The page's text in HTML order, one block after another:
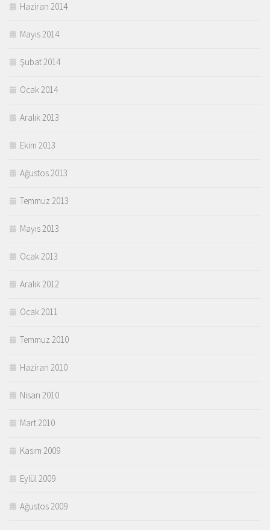
Haziran 2014
Mayıs 2014
Şubat 2014
Ocak 2014
Aralık 2013
Ekim 2013
Ağustos 2013
Temmuz 2013
Mayıs 2013
Ocak 2013
Aralık 2012
Ocak 2011
Temmuz 2010
Haziran 2010
Nisan 2010
Mart 2010
Kasım 2009
Eylül 2009
Ağustos 2009